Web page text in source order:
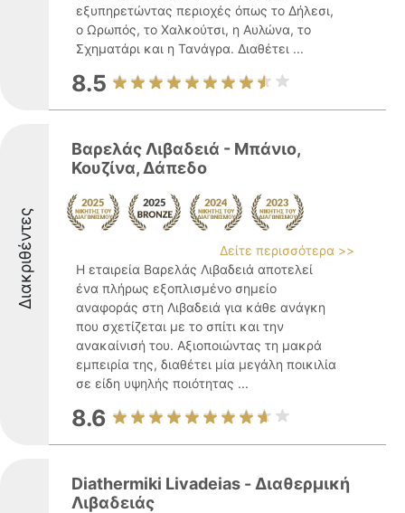
εξυπηρετώντας περιοχές όπως το Δήλεσι,
ο Ωρωπός, το Χαλκούτσι, η Αυλώνα, το
Σχηματάρι και η Τανάγρα. Διαθέτει ...
8.5
Διακριθέντες
Βαρελάς Λιβαδειά - Μπάνιο,
Κουζίνα, Δάπεδο
Δείτε περισσότερα >>
Η εταιρεία Βαρελάς Λιβαδειά αποτελεί
ένα πλήρως εξοπλισμένο σημείο
αναφοράς στη Λιβαδειά για κάθε ανάγκη
που σχετίζεται με το σπίτι και την
ανακαίνισή του. Αξιοποιώντας τη μακρά
εμπειρία της, διαθέτει μία μεγάλη ποικιλία
σε είδη υψηλής ποιότητας ...
8.6
Diathermiki Livadeias - Διαθερμική
Λιβαδειάς